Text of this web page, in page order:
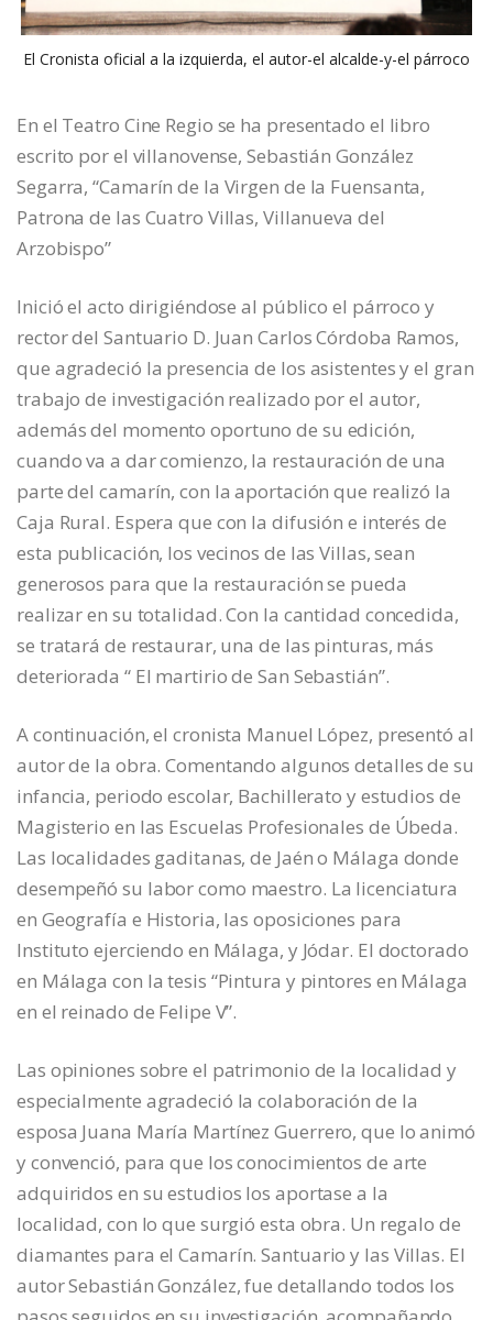
El Cronista oficial a la izquierda, el autor-el alcalde-y-el párroco
En el Teatro Cine Regio se ha presentado el libro
escrito por el villanovense, Sebastián González
Segarra, “Camarín de la Virgen de la Fuensanta,
Patrona de las Cuatro Villas, Villanueva del
Arzobispo”
Inició el acto dirigiéndose al público el párroco y
rector del Santuario D. Juan Carlos Córdoba Ramos,
que agradeció la presencia de los asistentes y el gran
trabajo de investigación realizado por el autor,
además del momento oportuno de su edición,
cuando va a dar comienzo, la restauración de una
parte del camarín, con la aportación que realizó la
Caja Rural. Espera que con la difusión e interés de
esta publicación, los vecinos de las Villas, sean
generosos para que la restauración se pueda
realizar en su totalidad. Con la cantidad concedida,
se tratará de restaurar, una de las pinturas, más
deteriorada “ El martirio de San Sebastián”.
A continuación, el cronista Manuel López, presentó al
autor de la obra. Comentando algunos detalles de su
infancia, periodo escolar, Bachillerato y estudios de
Magisterio en las Escuelas Profesionales de Úbeda.
Las localidades gaditanas, de Jaén o Málaga donde
desempeñó su labor como maestro. La licenciatura
en Geografía e Historia, las oposiciones para
Instituto ejerciendo en Málaga, y Jódar. El doctorado
en Málaga con la tesis “Pintura y pintores en Málaga
en el reinado de Felipe V”.
Las opiniones sobre el patrimonio de la localidad y
especialmente agradeció la colaboración de la
esposa Juana María Martínez Guerrero, que lo animó
y convenció, para que los conocimientos de arte
adquiridos en su estudios los aportase a la
localidad, con lo que surgió esta obra. Un regalo de
diamantes para el Camarín. Santuario y las Villas. El
autor Sebastián González, fue detallando todos los